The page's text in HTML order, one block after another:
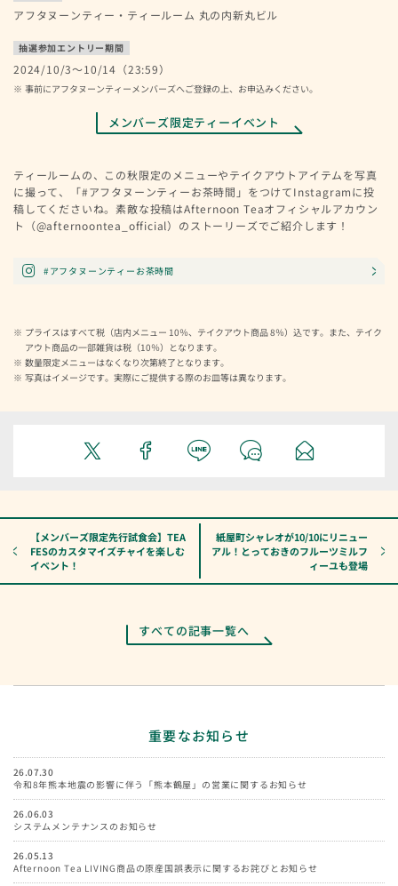
アフタヌーンティー・ティールーム 丸の内新丸ビル
抽選参加エントリー期間
2024/10/3～10/14（23:59）
事前にアフタヌーンティーメンバーズへご登録の上、お申込みください。
メンバーズ限定ティーイベント
ティールームの、この秋限定のメニューやテイクアウトアイテムを写真
に撮って、「#アフタヌーンティーお茶時間」をつけてInstagramに投
稿してくださいね。素敵な投稿はAfternoon Teaオフィシャルアカウン
ト（@afternoontea_official）のストーリーズでご紹介します！
#アフタヌーンティーお茶時間
プライスはすべて税（店内メニュー 10％、テイクアウト商品 8％）込です。また、テイク
アウト商品の一部雑貨は税（10％）となります。
数量限定メニューはなくなり次第終了となります。
写真はイメージです。実際にご提供する際のお皿等は異なります。
【メンバーズ限定先行試食会】TEA
FESのカスタマイズチャイを楽しむ
イベント！
紙屋町シャレオが10/10にリニュー
アル！とっておきのフルーツミルフ
ィーユも登場
すべての記事一覧へ
重要なお知らせ
26.07.30
令和8年熊本地震の影響に伴う「熊本鶴屋」の営業に関するお知らせ
26.06.03
システムメンテナンスのお知らせ
26.05.13
Afternoon Tea LIVING商品の原産国誤表示に関するお詫びとお知らせ